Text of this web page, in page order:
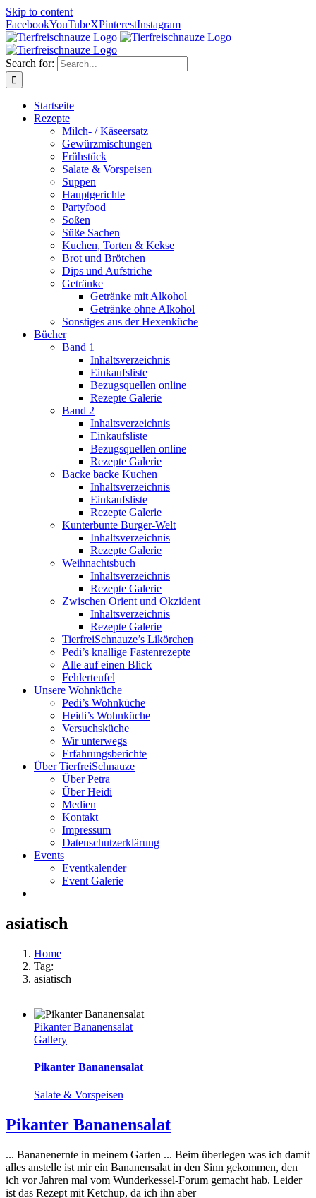
Skip to content
FacebookYouTubeXPinterestInstagram
Search for:
Startseite
Rezepte
Milch- / Käseersatz
Gewürzmischungen
Frühstück
Salate & Vorspeisen
Suppen
Hauptgerichte
Partyfood
Soßen
Süße Sachen
Kuchen, Torten & Kekse
Brot und Brötchen
Dips und Aufstriche
Getränke
Getränke mit Alkohol
Getränke ohne Alkohol
Sonstiges aus der Hexenküche
Bücher
Band 1
Inhaltsverzeichnis
Einkaufsliste
Bezugsquellen online
Rezepte Galerie
Band 2
Inhaltsverzeichnis
Einkaufsliste
Bezugsquellen online
Rezepte Galerie
Backe backe Kuchen
Inhaltsverzeichnis
Einkaufsliste
Rezepte Galerie
Kunterbunte Burger-Welt
Inhaltsverzeichnis
Rezepte Galerie
Weihnachtsbuch
Inhaltsverzeichnis
Rezepte Galerie
Zwischen Orient und Okzident
Inhaltsverzeichnis
Rezepte Galerie
TierfreiSchnauze’s Likörchen
Pedi’s knallige Fastenrezepte
Alle auf einen Blick
Fehlerteufel
Unsere Wohnküche
Pedi’s Wohnküche
Heidi’s Wohnküche
Versuchsküche
Wir unterwegs
Erfahrungsberichte
Über TierfreiSchnauze
Über Petra
Über Heidi
Medien
Kontakt
Impressum
Datenschutzerklärung
Events
Eventkalender
Event Galerie
asiatisch
Home
Tag:
asiatisch
Pikanter Bananensalat
Gallery
Pikanter Bananensalat
Salate & Vorspeisen
Pikanter Bananensalat
... Bananenernte in meinem Garten ... Beim überlegen was ich damit
alles anstelle ist mir ein Bananensalat in den Sinn gekommen, den
ich vor Jahren mal vom Wunderkessel-Forum gemacht hab. Leider
ist das Rezept mit Ketchup, da ich ihn aber